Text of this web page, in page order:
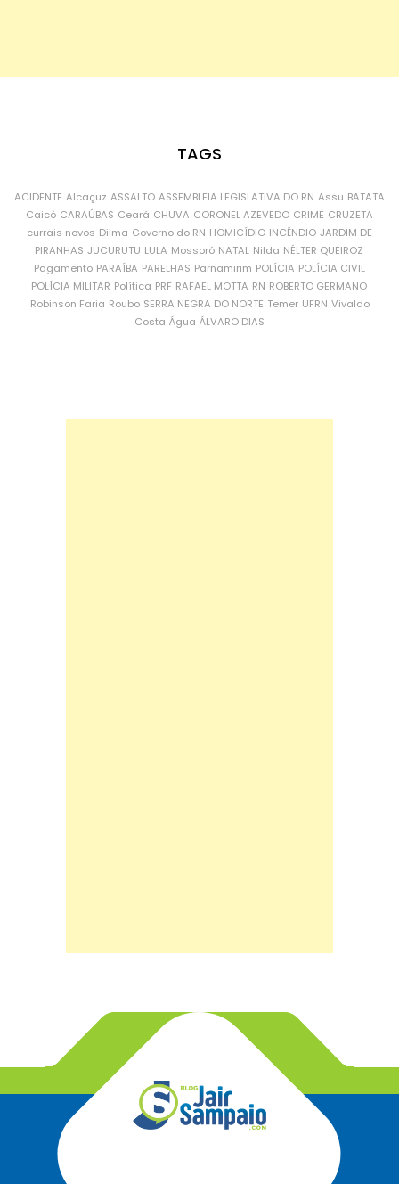
TAGS
ACIDENTE Alcaçuz ASSALTO ASSEMBLEIA LEGISLATIVA DO RN Assu BATATA
Caicó CARAÚBAS Ceará CHUVA CORONEL AZEVEDO CRIME CRUZETA
currais novos Dilma Governo do RN HOMICÍDIO INCÊNDIO JARDIM DE
PIRANHAS JUCURUTU LULA Mossoró NATAL Nilda NÉLTER QUEIROZ
Pagamento PARAÍBA PARELHAS Parnamirim POLÍCIA POLÍCIA CIVIL
POLÍCIA MILITAR Política PRF RAFAEL MOTTA RN ROBERTO GERMANO
Robinson Faria Roubo SERRA NEGRA DO NORTE Temer UFRN Vivaldo
Costa Água ÁLVARO DIAS